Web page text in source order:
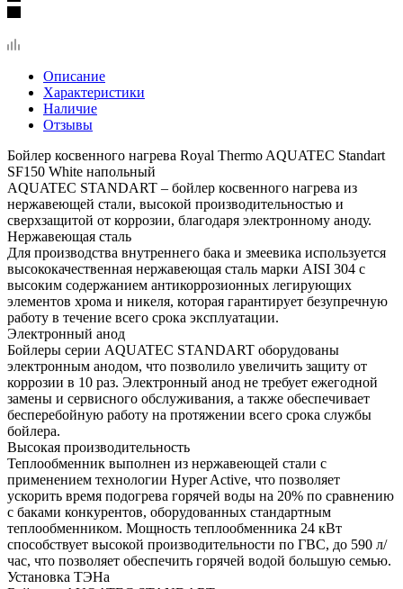
Описание
Характеристики
Наличие
Отзывы
Бойлер косвенного нагрева Royal Thermo AQUATEC Standart
SF150 White напольный
AQUATEC STANDART – бойлер косвенного нагрева из
нержавеющей стали, высокой производительностью и
сверхзащитой от коррозии, благодаря электронному аноду.
Нержавеющая сталь
Для производства внутреннего бака и змеевика используется
высококачественная нержавеющая сталь марки AISI 304 с
высоким содержанием антикоррозионных легирующих
элементов хрома и никеля, которая гарантирует безупречную
работу в течение всего срока эксплуатации.
Электронный анод
Бойлеры серии AQUATEC STANDART оборудованы
электронным анодом, что позволило увеличить защиту от
коррозии в 10 раз. Электронный анод не требует ежегодной
замены и сервисного обслуживания, а также обеспечивает
бесперебойную работу на протяжении всего срока службы
бойлера.
Высокая производительность
Теплообменник выполнен из нержавеющей стали с
применением технологии Hyper Active, что позволяет
ускорить время подогрева горячей воды на 20% по сравнению
с баками конкурентов, оборудованных стандартным
теплообменником. Мощность теплообменника 24 кВт
способствует высокой производительности по ГВС, до 590 л/
час, что позволяет обеспечить горячей водой большую семью.
Установка ТЭНа